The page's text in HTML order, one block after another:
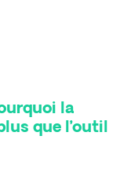
la
que l’outil